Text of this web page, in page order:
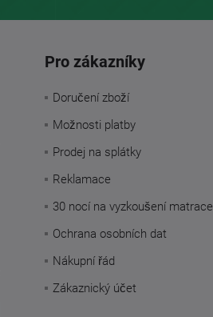
Pro zákazníky
Doručení zboží
Možnosti platby
Prodej na splátky
Reklamace
30 nocí na vyzkoušení matrace
Ochrana osobních dat
Nákupní řád
Zákaznický účet